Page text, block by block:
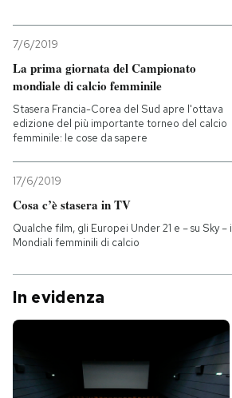
7/6/2019
La prima giornata del Campionato
mondiale di calcio femminile
Stasera Francia-Corea del Sud apre l'ottava
edizione del più importante torneo del calcio
femminile: le cose da sapere
17/6/2019
Cosa c’è stasera in TV
Qualche film, gli Europei Under 21 e – su Sky – i
Mondiali femminili di calcio
In evidenza